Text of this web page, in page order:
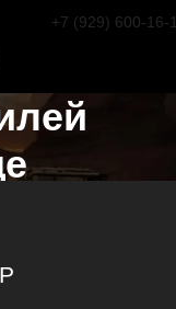
+7 (929) 600-16-